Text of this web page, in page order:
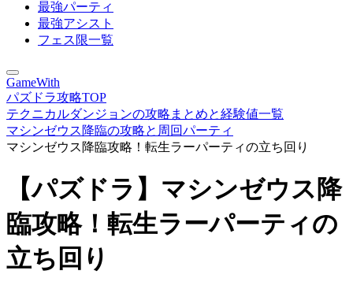
最強パーティ
最強アシスト
フェス限一覧
GameWith
パズドラ攻略TOP
テクニカルダンジョンの攻略まとめと経験値一覧
マシンゼウス降臨の攻略と周回パーティ
マシンゼウス降臨攻略！転生ラーパーティの立ち回り
【パズドラ】マシンゼウス降
臨攻略！転生ラーパーティの
立ち回り